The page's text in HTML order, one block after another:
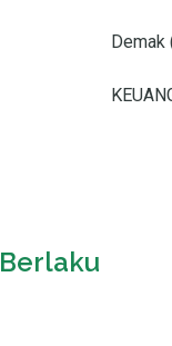
Demak
Berlaku